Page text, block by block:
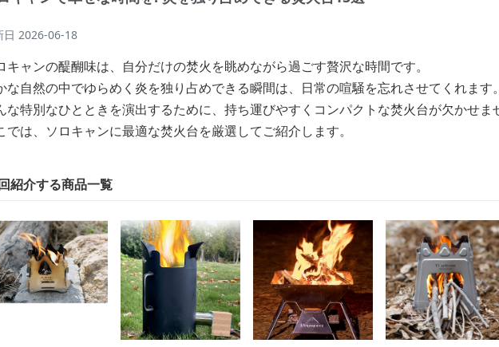
日 2026-06-18
キャンの醍醐味は、自分だけの焚火を眺めながら過ごす贅沢な時間です。
な自然の中でゆらめく炎を独り占めできる瞬間は、日常の喧騒を忘れさせてくれます。
な特別なひとときを演出するために、持ち運びやすくコンパクトな焚火台が欠かせま
では、ソロキャンに最適な焚火台を厳選してご紹介します。
紹介する商品一覧